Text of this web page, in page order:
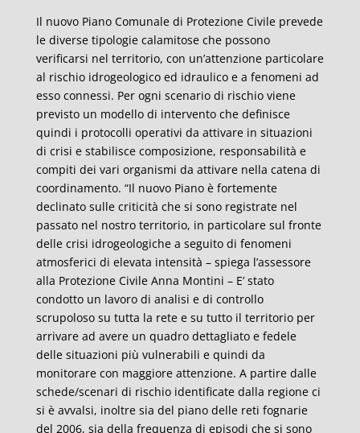
Il nuovo Piano Comunale di Protezione Civile prevede
le diverse tipologie calamitose che possono
verificarsi nel territorio, con un’attenzione particolare
al rischio idrogeologico ed idraulico e a fenomeni ad
esso connessi. Per ogni scenario di rischio viene
previsto un modello di intervento che definisce
quindi i protocolli operativi da attivare in situazioni
di crisi e stabilisce composizione, responsabilità e
compiti dei vari organismi da attivare nella catena di
coordinamento. “Il nuovo Piano è fortemente
declinato sulle criticità che si sono registrate nel
passato nel nostro territorio, in particolare sul fronte
delle crisi idrogeologiche a seguito di fenomeni
atmosferici di elevata intensità – spiega l’assessore
alla Protezione Civile Anna Montini – E’ stato
condotto un lavoro di analisi e di controllo
scrupoloso su tutta la rete e su tutto il territorio per
arrivare ad avere un quadro dettagliato e fedele
delle situazioni più vulnerabili e quindi da
monitorare con maggiore attenzione. A partire dalle
schede/scenari di rischio identificate dalla regione ci
si è avvalsi, inoltre sia del piano delle reti fognarie
del 2006, sia della frequenza di episodi che si sono